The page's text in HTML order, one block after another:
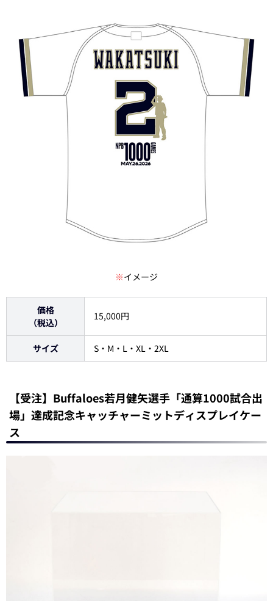
※イメージ
価格
（税込）
15,000円
サイズ S・M・L・XL・2XL
【受注】Buffaloes若月健矢選手「通算1000試合出
場」達成記念キャッチャーミットディスプレイケー
ス